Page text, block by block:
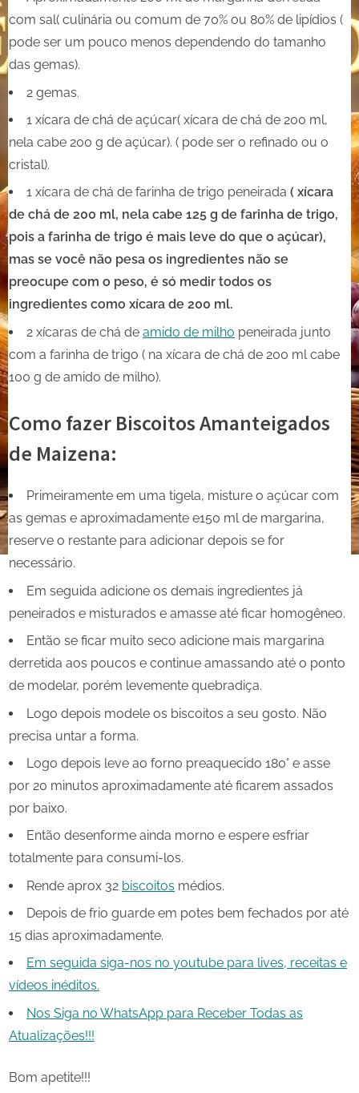
com sal( culinária ou comum de 70% ou 80% de lipídios (
pode ser um pouco menos dependendo do tamanho
das gemas).
2 gemas.
1 xícara de chá de açúcar( xícara de chá de 200 ml,
nela cabe 200 g de açúcar). ( pode ser o refinado ou o
cristal).
1 xícara de chá de farinha de trigo peneirada ( xícara
de chá de 200 ml, nela cabe 125 g de farinha de trigo,
pois a farinha de trigo é mais leve do que o açúcar),
mas se você não pesa os ingredientes não se
preocupe com o peso, é só medir todos os
ingredientes como xícara de 200 ml.
2 xícaras de chá de amido de milho peneirada junto
com a farinha de trigo ( na xícara de chá de 200 ml cabe
100 g de amido de milho).
Como fazer Biscoitos Amanteigados
de Maizena:
Primeiramente em uma tigela, misture o açúcar com
as gemas e aproximadamente e150 ml de margarina,
reserve o restante para adicionar depois se for
necessário.
Em seguida adicione os demais ingredientes já
peneirados e misturados e amasse até ficar homogêneo.
Então se ficar muito seco adicione mais margarina
derretida aos poucos e continue amassando até o ponto
de modelar, porém levemente quebradiça.
Logo depois modele os biscoitos a seu gosto. Não
precisa untar a forma.
Logo depois leve ao forno preaquecido 180° e asse
por 20 minutos aproximadamente até ficarem assados
por baixo.
Então desenforme ainda morno e espere esfriar
totalmente para consumi-los.
Rende aprox 32 biscoitos médios.
Depois de frio guarde em potes bem fechados por até
15 dias aproximadamente.
Em seguida siga-nos no youtube para lives, receitas e
vídeos inéditos.
Nos Siga no WhatsApp para Receber Todas as
Atualizações!!!
Bom apetite!!!